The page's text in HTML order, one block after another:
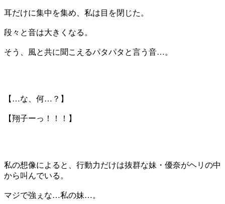
耳だけに集中を集め、私は目を閉じた。
段々と音は大きくなる。
そう、風と共に聞こえるパタパタと言う音…。
【…な、何…？】
【翔子ーっ！！！ 】
私の想像によると、行動力だけは抜群な妹・優奈がヘリの中
から叫んでいる。
マジで強ぇな…私の妹…。